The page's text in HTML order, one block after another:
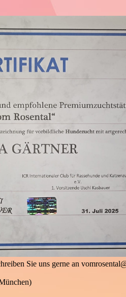
Sie uns gerne an